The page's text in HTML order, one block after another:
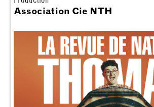
Association Cie NTH